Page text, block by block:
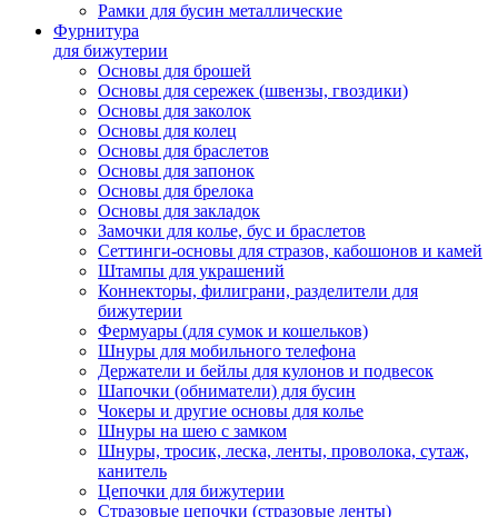
Рамки для бусин металлические
Фурнитура
для бижутерии
Основы для брошей
Основы для сережек (швензы, гвоздики)
Основы для заколок
Основы для колец
Основы для браслетов
Основы для запонок
Основы для брелока
Основы для закладок
Замочки для колье, бус и браслетов
Сеттинги-основы для стразов, кабошонов и камей
Штампы для украшений
Коннекторы, филиграни, разделители для
бижутерии
Фермуары (для сумок и кошельков)
Шнуры для мобильного телефона
Держатели и бейлы для кулонов и подвесок
Шапочки (обниматели) для бусин
Чокеры и другие основы для колье
Шнуры на шею с замком
Шнуры, тросик, леска, ленты, проволока, сутаж,
канитель
Цепочки для бижутерии
Стразовые цепочки (стразовые ленты)